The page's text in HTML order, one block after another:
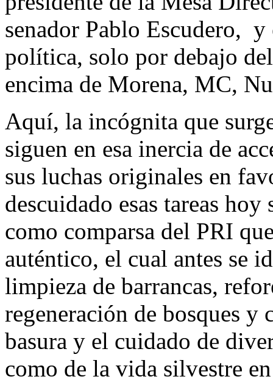
senador Pablo Escudero,
política, solo por debajo
encima de Morena, MC,
Aquí, la incógnita que
siguen en esa inercia de
sus luchas originales en
descuidado esas tareas
como comparsa del PRI
auténtico, el cual antes se
limpieza de barrancas,
regeneración de bosques y
basura y el cuidado de
como de la vida silvestre